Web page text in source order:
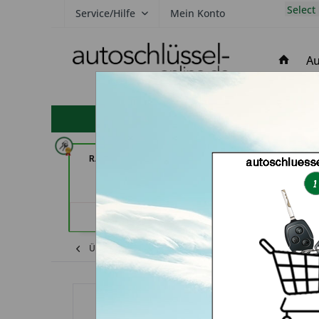
Service/Hilfe Mein Konto Select
hohe Kundenzufriedenheit
RAPID Service (in Fellbach)
Schlüssel-Welt
(in
Übersicht Ford